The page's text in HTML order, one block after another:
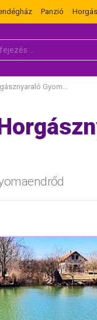
Panzió
Gyomaendrődön